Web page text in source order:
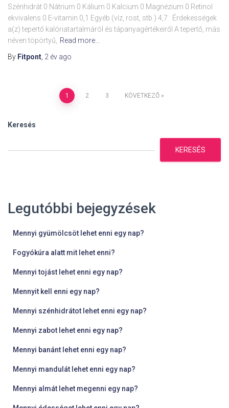
Szénhidrát 0 Nátrium 0 Kálium 0 Kalcium 0 Magnézium 0 Retinol
ekvivalens 0 E-vitamin 0,1 Egyéb (víz, rost, stb.) 4,7 Érdekességek
a(z) tepertő kalóriatartalmáról és tápanyagértékeiről A tepertő, más
néven töpörtyű,
Read more…
By Fitpont 2 év ago
Bejegyzések
lapozása
1 2 3 KÖVETKEZŐ
Keresés
KERESÉS
Legutóbbi bejegyzések
Mennyi gyümölcsöt lehet enni egy nap?
Fogyókúra alatt mit lehet enni?
Mennyi tojást lehet enni egy nap?
Mennyit kell enni egy nap?
Mennyi szénhidrátot lehet enni egy nap?
Mennyi zabot lehet enni egy nap?
Mennyi banánt lehet enni egy nap?
Mennyi mandulát lehet enni egy nap?
Mennyi almát lehet megenni egy nap?